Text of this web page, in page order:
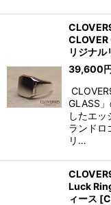
リジナ
39,600
GLASS
したエ
ランドロ
リ…
Luck
ィース [